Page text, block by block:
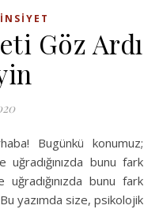
Göz Ardı
bunu fark
bunu fark
yazımda size, psikolojik